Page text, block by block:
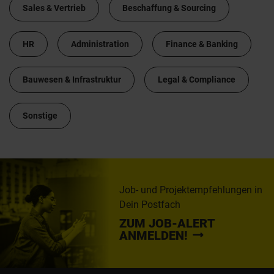
Sales & Vertrieb Beschaffung & Sourcing
HR Administration Finance & Banking
Bauwesen & Infrastruktur Legal & Compliance
Sonstige
Job- und Projektempfehlungen in
Dein Postfach
ZUM JOB-ALERT
ANMELDEN!